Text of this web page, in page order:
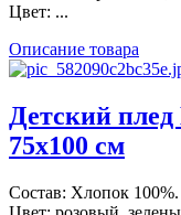
Цвет: ...
Описание товара
Детский
75х100 см
Состав: Хлопок 100%.